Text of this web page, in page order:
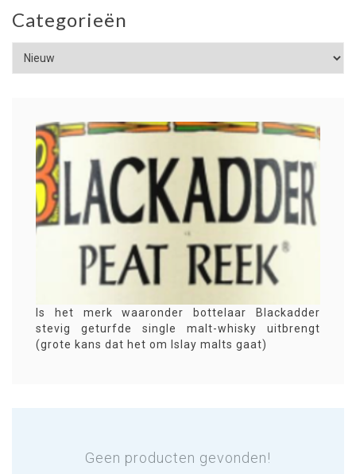
Categorieën
Is het merk waaronder bottelaar Blackadder
stevig geturfde single malt-whisky uitbrengt
(grote kans dat het om Islay malts gaat)
Geen producten gevonden!